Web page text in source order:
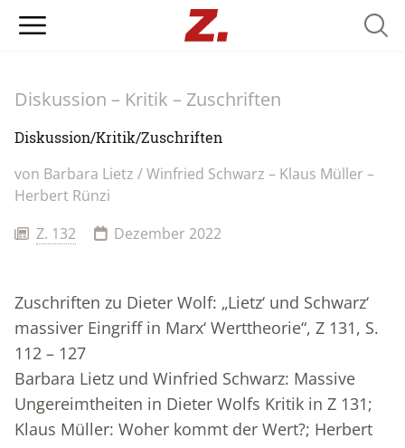
Diskussion – Kritik – Zuschriften
Diskussion/Kritik/Zuschriften
von Barbara Lietz / Winfried Schwarz – Klaus Müller –
Herbert Rünzi
Z. 132
Dezember 2022
Zuschriften zu Dieter Wolf: „Lietz‘ und Schwarz‘
massiver Eingriff in Marx‘ Werttheorie“, Z 131, S.
112 – 127
Barbara Lietz und Winfried Schwarz: Massive
Ungereimtheiten in Dieter Wolfs Kritik in Z 131;
Klaus Müller: Woher kommt der Wert?; Herbert